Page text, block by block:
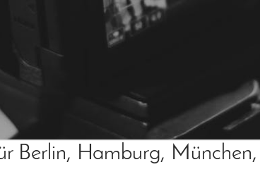
Berlin, Hamburg,